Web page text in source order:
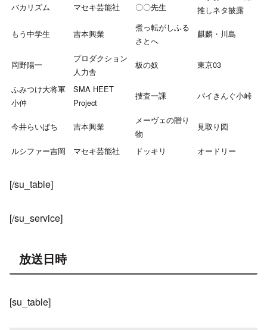
推しネタ披露
バカリズム マセキ芸能社 〇〇先生
もう中学生 吉本興業
煮っ転がしふる
さとへ
麒麟・川島
岡野陽一
プロダクション
人力舎
板の奴 東京03
ふみつけ大将軍
小仲
SMA HEET
Project
捜査一課 バイきんぐ小峠
今井らいぱち 吉本興業
メーヴェの贈り
物
見取り図
ルシファー吉岡 マセキ芸能社 ドッキリ オードリー
[/su_table]
[/su_service]
放送日時
[su_table]